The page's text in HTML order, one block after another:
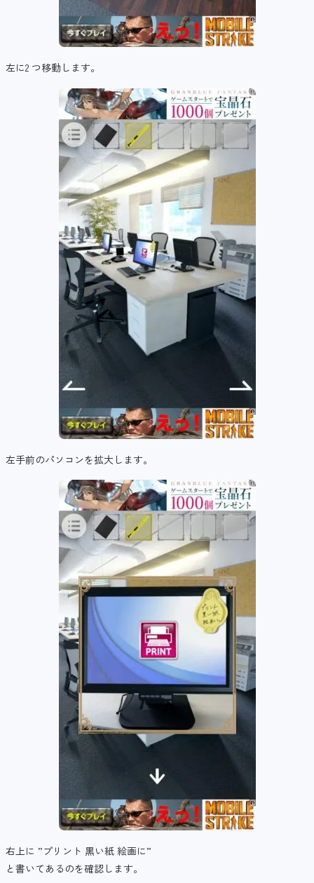
左に2 つ移動します。
左手前のパソコンを拡大します。
右上に ”プリント 黒い紙 絵画に”
と書いてあるのを確認します。